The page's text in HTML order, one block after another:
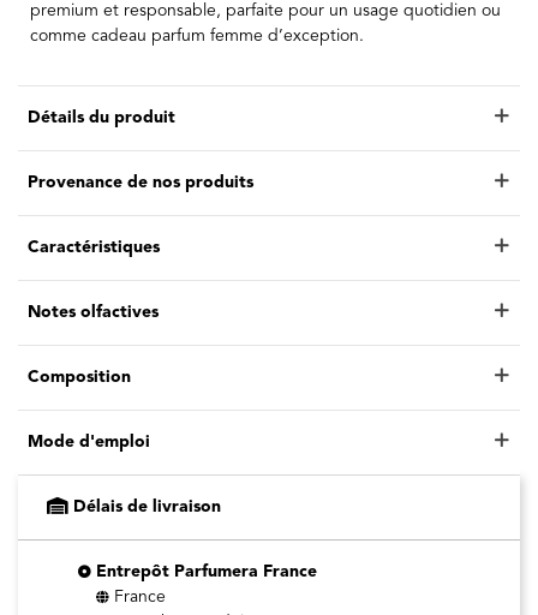
premium et responsable, parfaite pour un usage quotidien ou
comme cadeau parfum femme d’exception.
Détails du produit
Provenance de nos produits
Caractéristiques
Notes olfactives
Composition
Mode d'emploi
Délais de livraison
Entrepôt Parfumera France
France